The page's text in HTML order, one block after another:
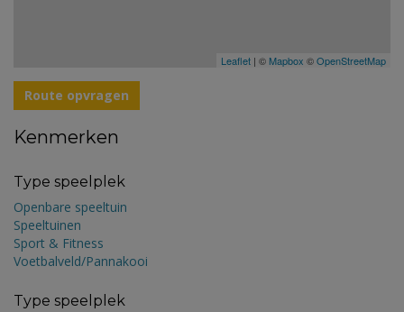
Leaflet | © Mapbox ©OpenStreetMap
Route opvragen
Kenmerken
Type speelplek
Openbare speeltuin
Speeltuinen
Sport & Fitness
Voetbalveld/Pannakooi
Type speelplek